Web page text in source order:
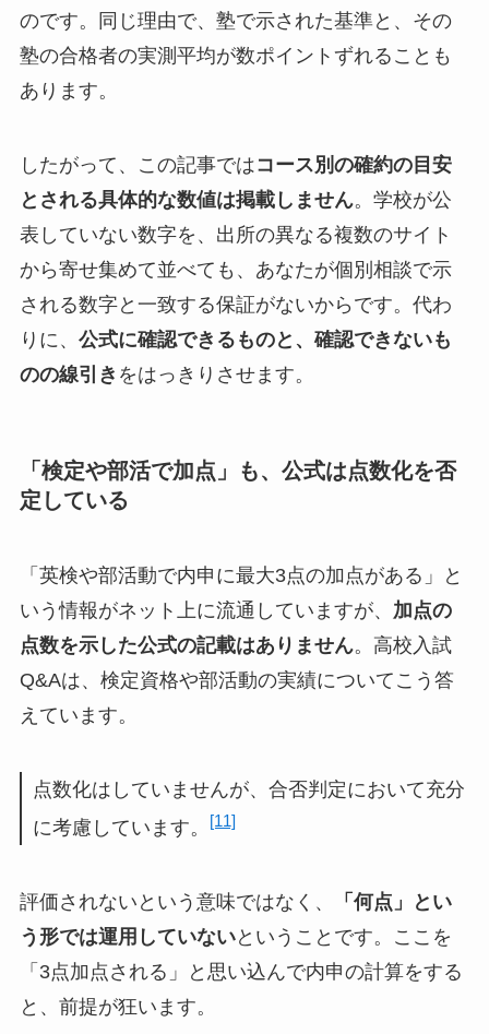
のです。同じ理由で、塾で示された基準と、その
塾の合格者の実測平均が数ポイントずれることも
あります。
したがって、この記事ではコース別の確約の目安
とされる具体的な数値は掲載しません。学校が公
表していない数字を、出所の異なる複数のサイト
から寄せ集めて並べても、あなたが個別相談で示
される数字と一致する保証がないからです。代わ
りに、 公式に確認できるものと、確認できないも
のの線引き をはっきりさせます。
「検定や部活で加点」も、公式は点数化を否
定している
「英検や部活動で内申に最大3点の加点がある」と
いう情報がネット上に流通していますが、 加点の
点数を示した公式の記載はありません。高校入試
Q&Aは、検定資格や部活動の実績についてこう答
えています。
点数化はしていませんが、合否判定において充分
に考慮しています。
[11]
評価されないという意味ではなく、
「何点」とい
う形では運用していないということです。ここを
「3点加点される」と思い込んで内申の計算をする
と、前提が狂います。